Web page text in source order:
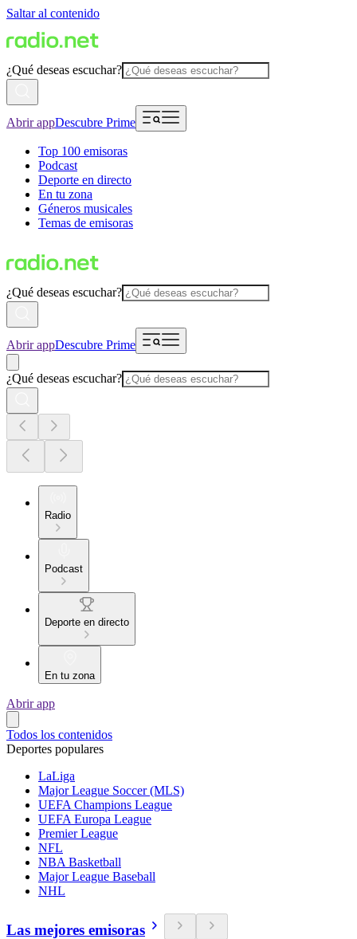
Saltar al contenido
¿Qué deseas escuchar?
Abrir appDescubre Prime
Top 100 emisoras
Podcast
Deporte en directo
En tu zona
Géneros musicales
Temas de emisoras
¿Qué deseas escuchar?
Abrir appDescubre Prime
¿Qué deseas escuchar?
Radio
Podcast
Deporte en directo
En tu zona
Abrir app
Todos los contenidos
Deportes populares
LaLiga
Major League Soccer (MLS)
UEFA Champions League
UEFA Europa League
Premier League
NFL
NBA Basketball
Major League Baseball
NHL
Las mejores emisoras